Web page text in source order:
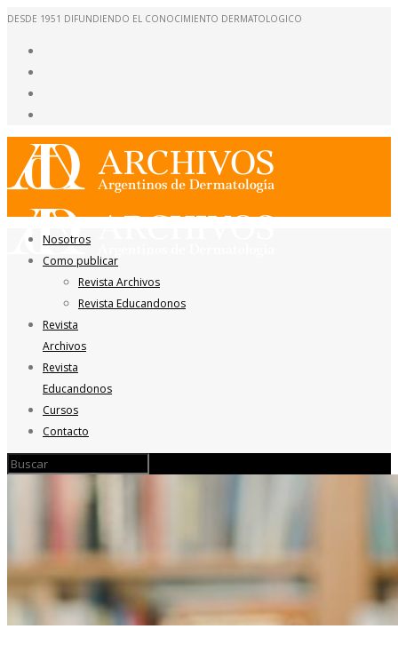
DESDE 1951 DIFUNDIENDO EL CONOCIMIENTO DERMATOLOGICO
Nosotros
Como publicar
Revista Archivos
Revista Educandonos
Revista
Archivos
Revista
Educandonos
Cursos
Contacto